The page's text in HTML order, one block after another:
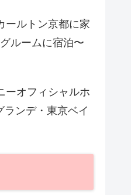
ールトン京都に家
ルームに宿泊〜
ーオフィシャルホ
ランデ・東京ベイ